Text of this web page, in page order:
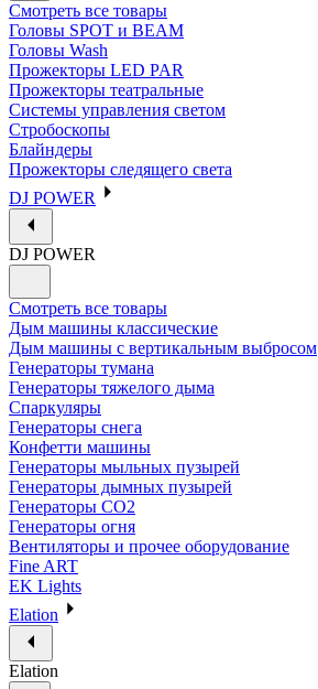
Смотреть все товары
Головы SPOT и BEAM
Головы Wash
Прожекторы LED PAR
Прожекторы театральные
Системы управления светом
Стробоскопы
Блайндеры
Прожекторы следящего света
DJ POWER
DJ POWER
Смотреть все товары
Дым машины классические
Дым машины с вертикальным выбросом
Генераторы тумана
Генераторы тяжелого дыма
Спаркуляры
Генераторы снега
Конфетти машины
Генераторы мыльных пузырей
Генераторы дымных пузырей
Генераторы CO2
Генераторы огня
Вентиляторы и прочее оборудование
Fine ART
EK Lights
Elation
Elation